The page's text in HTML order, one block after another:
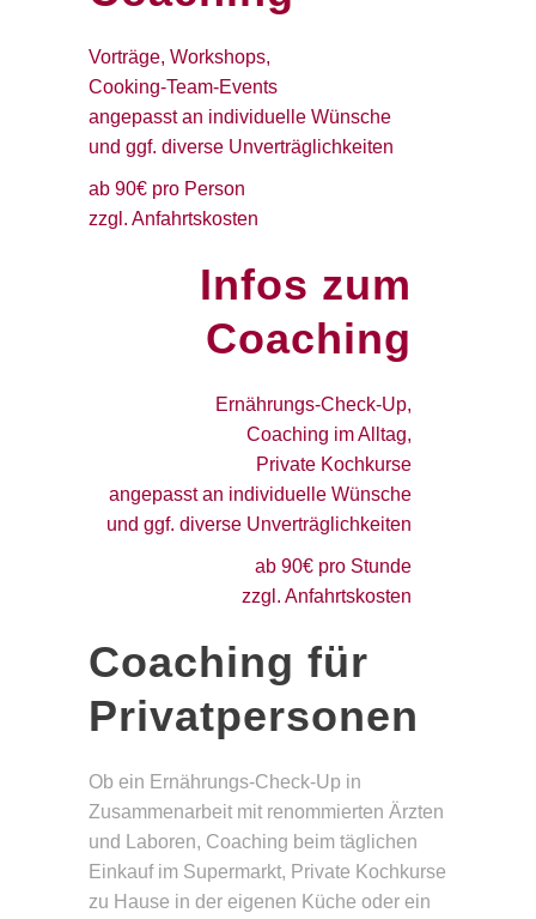
Vorträge, Workshops,
Cooking-Team-Events
angepasst an individuelle Wünsche
und ggf. diverse Unverträglichkeiten
ab 90€ pro Person
zzgl. Anfahrtskosten
Infos zum
Coaching
Ernährungs-Check-Up,
Coaching im Alltag,
Private Kochkurse
angepasst an individuelle Wünsche
und ggf. diverse Unverträglichkeiten
ab 90€ pro Stunde
zzgl. Anfahrtskosten
Coaching für
Privatpersonen
Ob ein Ernährungs-Check-Up in
Zusammenarbeit mit renommierten Ärzten
und Laboren, Coaching beim täglichen
Einkauf im Supermarkt, Private Kochkurse
zu Hause in der eigenen Küche oder ein